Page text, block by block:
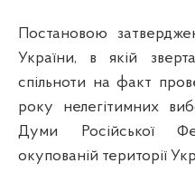
Постановою
України, в якій
спільноти на факт
року нелегітимних
Думи Російської
окупованій території